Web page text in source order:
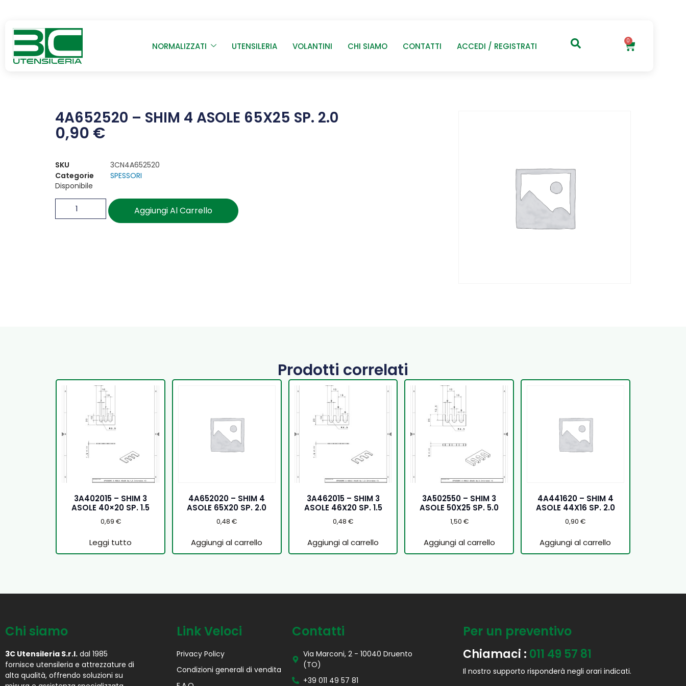
NORMALIZZATI UTENSILERIA VOLANTINI CHI SIAMO CONTATTI ACCEDI / REGISTRATI 0
4A652520 – SHIM 4 ASOLE 65X25 SP. 2.0
0,90 €
SKU
3CN4A652520
Categorie
SPESSORI
Disponibile
Aggiungi Al Carrello
Prodotti correlati
3A402015 – SHIM 3
ASOLE 40×20 SP. 1.5
0,69 €
Leggi tutto
4A652020 – SHIM 4
ASOLE 65X20 SP. 2.0
0,48€
Aggiungi al carrello
3A462015 – SHIM 3
ASOLE 46X20 SP. 1.5
0,48 €
Aggiungi al carrello
3A502550 – SHIM 3
ASOLE 50X25 SP. 5.0
1,50 €
Aggiungi al carrello
4A441620 – SHIM 4
ASOLE 44X16 SP. 2.0
0,90€
Aggiungi al carrello
Chi siamo
3C Utensileria S.r.l. dal 1985
fornisce utensileria e attrezzature di
alta qualità, offrendo soluzioni su
Link Veloci
Privacy Policy
Condizioni generali di vendita
Contatti
Via Marconi, 2 - 10040 Druento
(TO)
+39 011 49 57 81
Per un preventivo
Chiamaci : 011 49 57 81
Il nostro supporto risponderà negli orari indicati.